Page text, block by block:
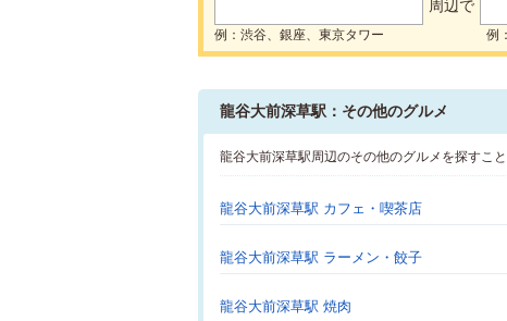
周辺で
例：渋谷、銀座、東京タワー 例
龍谷大前深草駅：その他のグルメ
龍谷大前深草駅周辺のその他のグルメを探すこと
龍谷大前深草駅 カフェ・喫茶店
龍谷大前深草駅 ラーメン・餃子
龍谷大前深草駅 焼肉